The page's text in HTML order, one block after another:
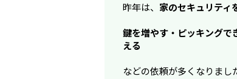
昨年は、 家のセキュリティ
鍵を増やす・ピッキングで
える
などの依頼が多くなりまし